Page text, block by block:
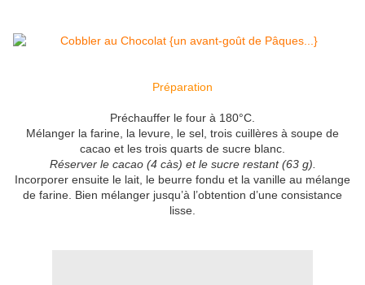
Préparation
Préchauffer le four à 180°C.
Mélanger la farine, la levure, le sel, trois cuillères à soupe de
cacao et les trois quarts de sucre blanc.
Réserver le cacao (4 càs) et le sucre restant (63 g).
Incorporer ensuite le lait, le beurre fondu et la vanille au mélange
de farine. Bien mélanger jusqu’à l’obtention d’une consistance
lisse.